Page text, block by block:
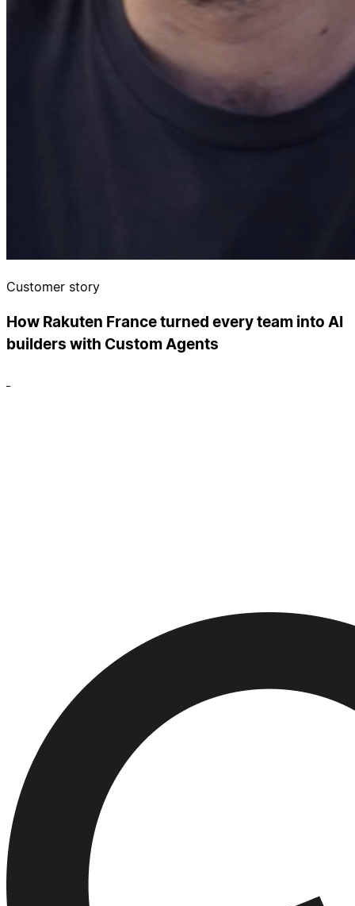
Customer story
How Rakuten France turned every team into AI
builders with Custom Agents